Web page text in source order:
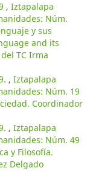
, Iztapalapa
Núm.
y sus
and its
TC Irma
, Iztapalapa
Núm. 19
Coordinador
, Iztapalapa
Núm. 49
y Filosofía.
Delgado